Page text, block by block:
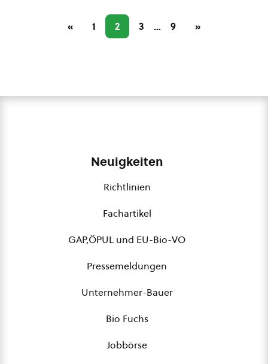
« 1 2 3 … 9 »
Neuigkeiten
Richtlinien
Fachartikel
GAP,ÖPUL und EU-Bio-VO
Pressemeldungen
Unternehmer-Bauer
Bio Fuchs
Jobbörse